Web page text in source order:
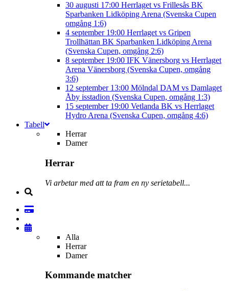
30 augusti 17:00 Herrlaget vs Frillesås BK
Sparbanken Lidköping Arena (Svenska Cupen
omgång 1:6)
4 september 19:00 Herrlaget vs Gripen
Trollhättan BK Sparbanken Lidköping Arena
(Svenska Cupen, omgång 2:6)
8 september 19:00 IFK Vänersborg vs Herrlaget
Arena Vänersborg (Svenska Cupen, omgång
3:6)
12 september 13:00 Mölndal DAM vs Damlaget
Åby isstadion (Svenska Cupen, omgång 1:3)
15 september 19:00 Vetlanda BK vs Herrlaget
Hydro Arena (Svenska Cupen, omgång 4:6)
Tabell
Herrar
Damer
Herrar
Vi arbetar med att ta fram en ny serietabell...
Alla
Herrar
Damer
Kommande matcher